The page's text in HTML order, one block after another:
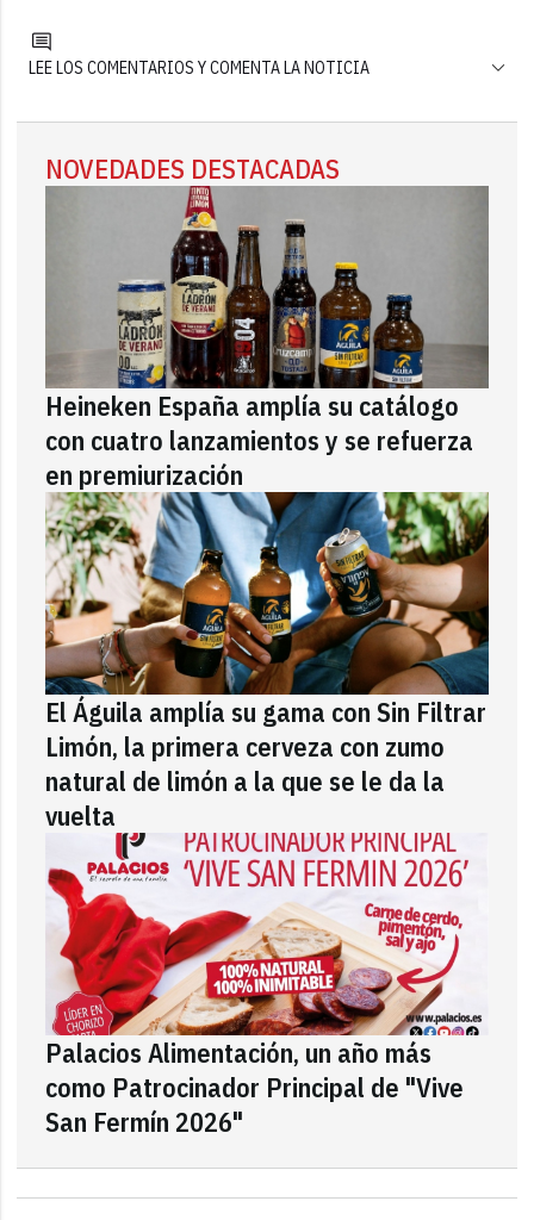
LEE LOS COMENTARIOS Y COMENTA LA NOTICIA
NOVEDADES DESTACADAS
Heineken España amplía su catálogo
con cuatro lanzamientos y se refuerza
en premiurización
El Águila amplía su gama con Sin Filtrar
Limón, la primera cerveza con zumo
natural de limón a la que se le da la
vuelta
Palacios Alimentación, un año más
como Patrocinador Principal de "Vive
San Fermín 2026"